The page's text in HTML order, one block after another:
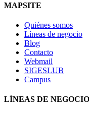
MAPSITE
Quiénes somos
Líneas de negocio
Blog
Contacto
Webmail
SIGESLUB
Campus
LÍNEAS DE NEGOCIO